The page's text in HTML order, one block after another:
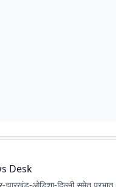
Desk